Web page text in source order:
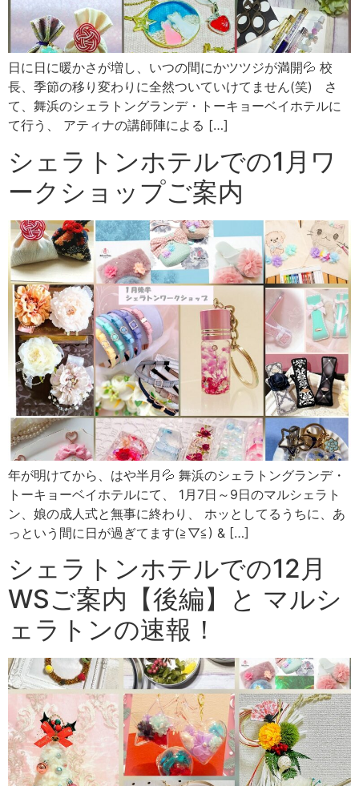
日に日に暖かさが増し、いつの間にかツツジが満開💦 校
長、季節の移り変わりに全然ついていけてません(笑) さ
て、舞浜のシェラトングランデ・トーキョーベイホテルに
て行う、 アティナの講師陣による […]
シェラトンホテルでの1月ワ
ークショップご案内
年が明けてから、はや半月💦 舞浜のシェラトングランデ・
トーキョーベイホテルにて、 1月7日～9日のマルシェラト
ン、娘の成人式と無事に終わり、 ホッとしてるうちに、あ
っという間に日が過ぎてます(≧▽≦) & […]
シェラトンホテルでの12月
WSご案内【後編】と マルシ
ェラトンの速報！